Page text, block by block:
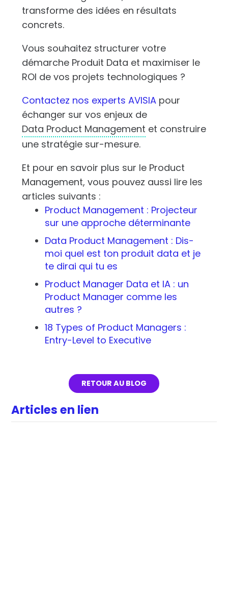
transforme des idées en résultats
concrets.
Vous souhaitez structurer votre
démarche Produit Data et maximiser le
ROI de vos projets technologiques ?
Contactez nos experts AVISIApour
échanger sur vos enjeux de
Data Product Management et construire
une stratégie sur-mesure.
Et pour en savoir plus sur le Product
Management, vous pouvez aussi lire les
articles suivants :
Product Management : Projecteur
sur une approche déterminante
Data Product Management : Dis-
moi quel est ton produit data et je
te dirai qui tu es
Product Manager Data et IA : un
Product Manager comme les
autres ?
18 Types of Product Managers :
Entry-Level to Executive
RETOUR AU BLOG
Articles en lien